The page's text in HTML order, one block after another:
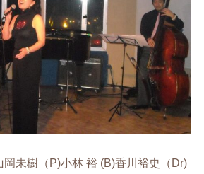
未樹（P)小林 裕 (B)香川裕史（Dr)